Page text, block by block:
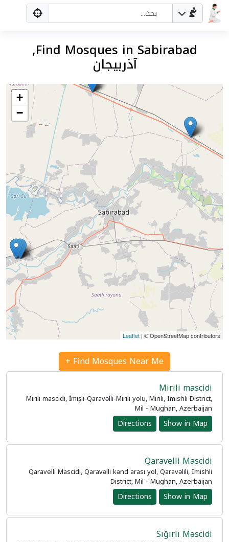
Find Mosques in Sabirabad,
آذربيجان
+
−
Leaflet | © OpenStreetMap contributors
Find Mosques Near Me +
Mirili mascidi
Mirili mascidi, İmişli-Qaravəlli-Mirili yolu, Mirili, Imishli District,
Mil - Mughan, Azerbaijan
Show in Map
Directions
Qaravelli Mascidi
Qaravelli Mascidi, Qaravəlli kənd arası yol, Qaravəlili, Imishli
District, Mil - Mughan, Azerbaijan
Show in Map
Directions
Sığırlı Məscidi